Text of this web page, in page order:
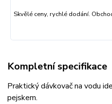
Skvělé ceny, rychlé dodání.
Kompletní specifikace
Praktický dávkovač na vodu
pejskem.